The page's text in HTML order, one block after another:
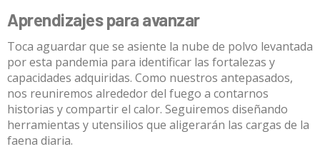
Aprendizajes para avanzar
Toca aguardar que se asiente la nube de polvo levantada
por esta pandemia para identificar las fortalezas y
capacidades adquiridas. Como nuestros antepasados,
nos reuniremos alrededor del fuego a contarnos
historias y compartir el calor. Seguiremos diseñando
herramientas y utensilios que aligerarán las cargas de la
faena diaria.